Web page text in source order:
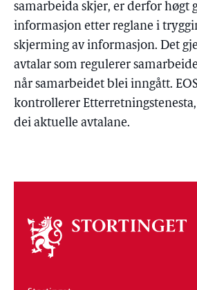
samarbeida skjer, er derfor høgt
informasjon etter reglane i
skjerming av informasjon. Det
avtalar som regulerer
når samarbeidet blei inngått.
kontrollerer
dei aktuelle avtalane.
Om
stortinget